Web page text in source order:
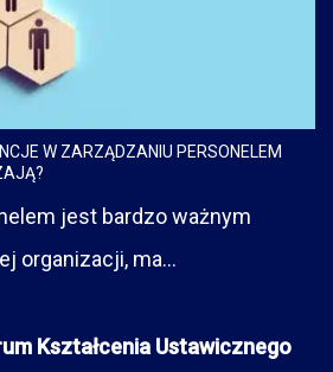
W ZARZĄDZANIU PERSONELEM
jest bardzo ważnym
organizacji, ma...
Kształcenia Ustawicznego